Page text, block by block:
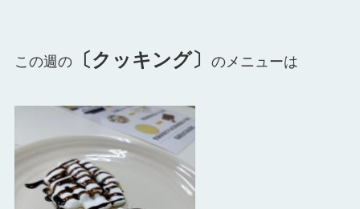
この週の〔クッキング〕 のメニューは